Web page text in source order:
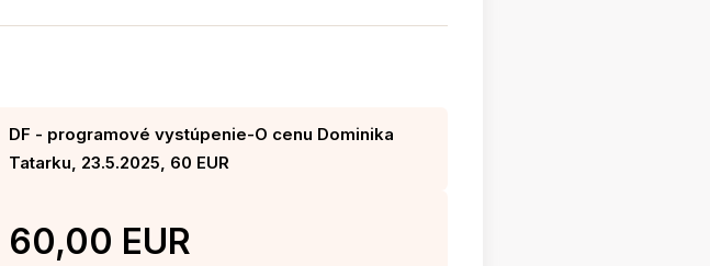
DF - programové vystúpenie-O cenu Dominika
Tatarku, 23.5.2025, 60 EUR
60,00 EUR